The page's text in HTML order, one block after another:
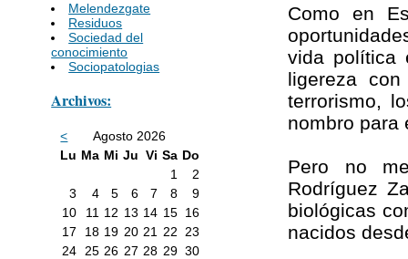
Melendezgate
Residuos
Sociedad del
conocimiento
Sociopatologias
Archivos:
<
Agosto 2026
Lu Ma Mi Ju Vi Sa Do
1
2
3
4 5 6 7 8
9
10
11 12 13 14 15 16
17
18 19 20 21 22
23
24
25 26 27 28 29 30
Como en
vida política
ligereza
terrorismo,
nombro para
Pero no
Rodríguez
biológicas
nacidos